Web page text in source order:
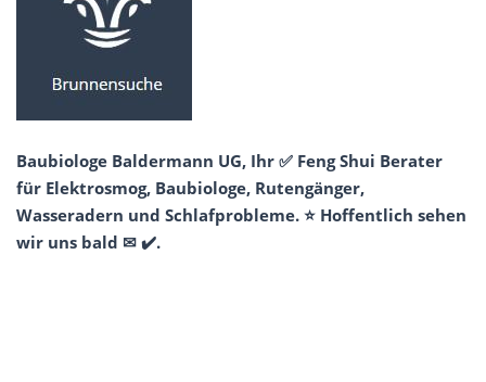
Baubiologe Baldermann UG, Ihr ✅ Feng Shui Berater
für Elektrosmog, Baubiologe, Rutengänger,
Wasseradern und Schlafprobleme. ⭐ Hoffentlich sehen
wir uns bald ✉ ✔️.